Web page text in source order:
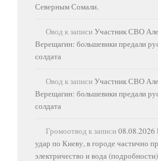
Северным Сомали.
Овод к записи Участник СВО
Верещагин: большевики предали
солдата
Овод к записи Участник СВО
Верещагин: большевики предали
солдата
Громоотвод к записи 08.08.2026
удар по Киеву, в городе частично
электричество и вода